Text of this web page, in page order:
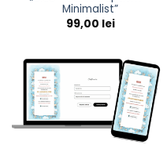
Minimalist”
99,00 lei